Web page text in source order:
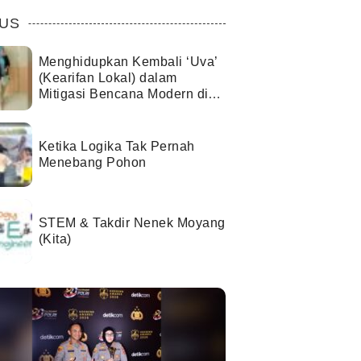
Menghidupkan Kembali ‘Uva’
(Kearifan Lokal) dalam
Mitigasi Bencana Modern di
Ketika Logika Tak Pernah
Menebang Pohon
STEM & Takdir Nenek Moyang
(Kita)